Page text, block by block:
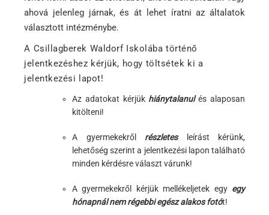
ahová jelenleg járnak, és át lehet íratni az általatok
választott intézménybe.
A Csillagberek Waldorf Iskolába történő
jelentkezéshez kérjük, hogy töltsétek ki a
jelentkezési lapot!
Az adatokat kérjük hiánytalanulés alaposan
kitölteni!
A gyermekekről részletesleírást kérünk,
lehetőség szerint a jelentkezési lapon található
minden kérdésre választ várunk!
A gyermekekről kérjük mellékeljetek egy egy
hónapnál nem régebbi egész alakos fotót!